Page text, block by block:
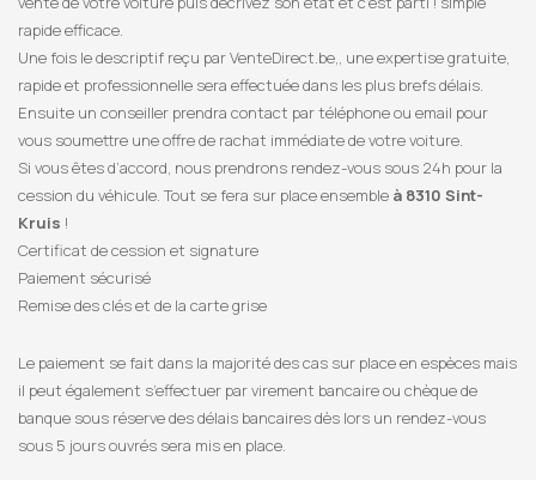
rapide efficace.
Une fois le descriptif reçu par VenteDirect.be,, une expertise gratuite,
rapide et professionnelle sera effectuée dans les plus brefs délais.
Ensuite un conseiller prendra contact par téléphone ou email pour
vous soumettre une offre de rachat immédiate de votre voiture.
Si vous êtes d’accord, nous prendrons rendez-vous sous 24h pour la
cession du véhicule. Tout se fera sur place ensemble à 8310 Sint-
Kruis !
Certificat de cession et signature
Paiement sécurisé
Remise des clés et de la carte grise
Le paiement se fait dans la majorité des cas sur place en espèces mais
il peut également s’effectuer par virement bancaire ou chèque de
banque sous réserve des délais bancaires dès lors un rendez-vous
sous 5 jours ouvrés sera mis en place.